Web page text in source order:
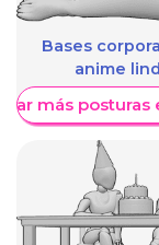
Bases
anime
más posturas